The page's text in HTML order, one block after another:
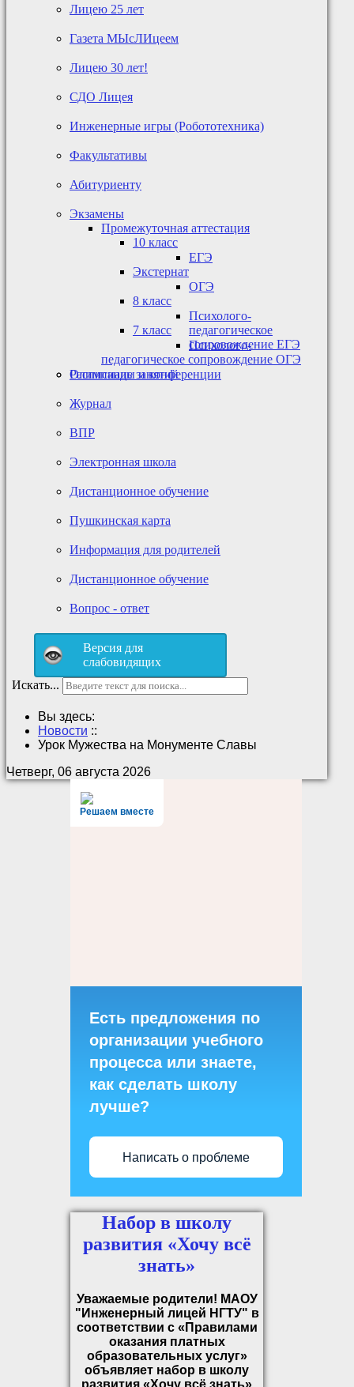
Лицею 25 лет
Газета МЫсЛИцеем
Лицею 30 лет!
СДО Лицея
Инженерные игры (Робототехника)
Факультативы
Абитуриенту
Экзамены
Промежуточная аттестация
10 класс
Экстернат
8 класс
7 класс
ЕГЭ
ОГЭ
Психолого-
педагогическое
сопровождение ЕГЭ
Психолого-
педагогическое сопровождение ОГЭ
Олимпиады и конференции
Расписание занятий
Журнал
ВПР
Электронная школа
Дистанционное обучение
Пушкинская карта
Информация для родителей
Дистанционное обучение
Вопрос - ответ
Версия для
слабовидящих
Искать...
Вы здесь:
Новости ::
Урок Мужества на Монументе Славы
Четверг, 06 августа 2026
Решаем вместе
Есть предложения по
организации учебного
процесса или знаете,
как сделать школу
лучше?
Написать о проблеме
Набор в школу
развития «Хочу всё
знать»
Уважаемые родители! МАОУ
"Инженерный лицей НГТУ" в
соответствии с «Правилами
оказания платных
образовательных услуг»
объявляет набор в школу